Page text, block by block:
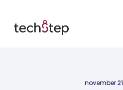
november